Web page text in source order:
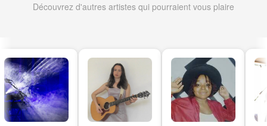
Découvrez d'autres artistes qui pourraient vous plaire